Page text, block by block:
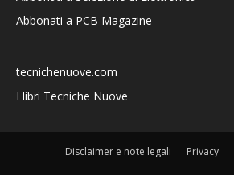
Abbonati a PCB Magazine
tecnichenuove.com
I libri Tecniche Nuove
Disclaimer e note legali Privacy